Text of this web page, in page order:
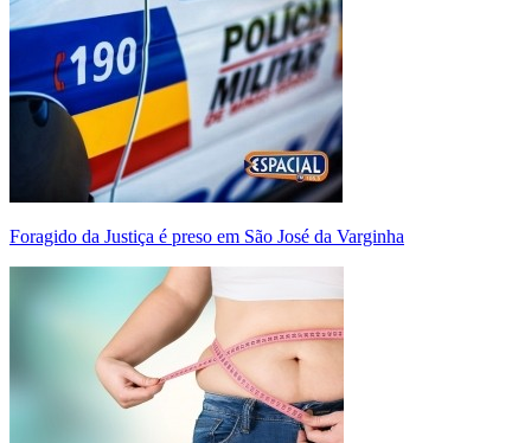
Foragido da Justiça é preso em São José da Varginha